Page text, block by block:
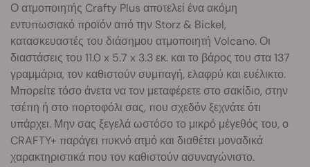
Ο ατμοποιητής Crafty Plus αποτελεί ένα ακόμη
εντυπωσιακό προϊόν από την Storz & Bickel,
κατασκευαστές του διάσημου ατμοποιητή Volcano. Οι
διαστάσεις του 11.0 x 5.7 x 3.3 εκ. και το βάρος του στα 137
γραμμάρια, τον καθιστούν συμπαγή, ελαφρύ και ευέλικτο.
Μπορείτε τόσο άνετα να τον μεταφέρετε στο σακίδιο, στην
τσέπη ή στο πορτοφόλι σας, που σχεδόν ξεχνάτε ότι
υπάρχει. Μην σας ξεγελά ωστόσο το μικρό μέγεθός του, ο
CRAFTY+ παράγει πυκνό ατμό και διαθέτει μοναδικά
χαρακτηριστικά που τον καθιστούν ασυναγώνιστο.